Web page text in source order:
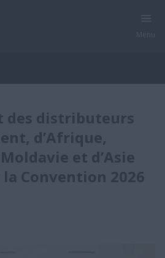
des distributeurs
d’Afrique,
et d’Asie
Convention 2026